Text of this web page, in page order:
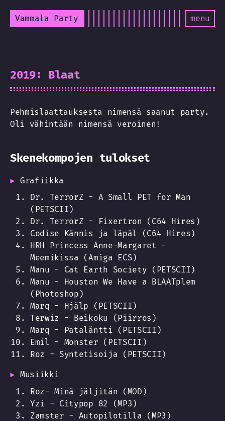
Vammala Party menu
2019: Blaat
Pehmislaattauksesta nimensä saanut party.
Oli vähintään nimensä veroinen!
Skenekompojen tulokset
Grafiikka
Dr. TerrorZ - A Small PET for Man
(PETSCII)
Dr. TerrorZ - Fixertron (C64 Hires)
Codise Kännis ja läpäl (C64 Hires)
HRH Princess Anne-Margaret -
Meemikissa (Amiga ECS)
Manu - Cat Earth Society (PETSCII)
Manu - Houston We Have a BLAATplem
(Photoshop)
Marq - Hjälp (PETSCII)
Terwiz - Beikoku (Piirros)
Marq - Pataläntti (PETSCII)
Emil - Monster (PETSCII)
Roz - Syntetisoija (PETSCII)
Musiikki
Roz- Minä jäljitän (MOD)
Yzi - Citypop 82 (MP3)
Zamster - Autopilotilla (MP3)